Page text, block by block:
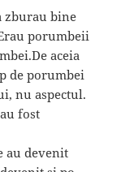
zburau bine
porumbeii
aceia
de porumbei
nu aspectul.
fost
au devenit